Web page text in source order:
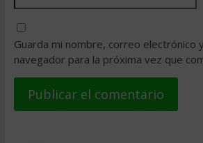
Guarda mi nombre, correo electrónico
navegador para la próxima vez que